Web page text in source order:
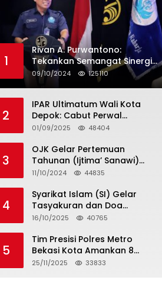
1
Rivan A. Purwantono:
Tekankan Semangat Sinergi
dan Kolaborasi dalam
Rakernas Serikat Pekerja Jasa
09/10/2024 125110
2
IPAR Ultimatum Wali Kota
Depok: Cabut Perwal
Tunjangan DPRD Rp40 Juta
Aksi Rakyat
01/09/2025 48404
3
OJK Gelar Pertemuan
Tahunan (Ijtima’ Sanawi)
Dewan Pengawas Syariah
11/10/2024 44835
4
Syarikat Islam (SI) Gelar
Tasyakuran dan Doa
Bersama Organisasi
16/10/2025 40765
5
Tim Presisi Polres Metro
Bekasi Kota Amankan 8
Remaja Diduga Hendak
25/11/2025 33833